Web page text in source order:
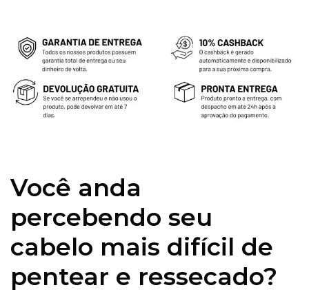
Você anda
percebendo seu
cabelo mais difícil de
pentear e ressecado?